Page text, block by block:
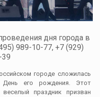
дня города в
989-10-77, +7 (929)
городе сложилась
его рождения. Этот
праздник призван